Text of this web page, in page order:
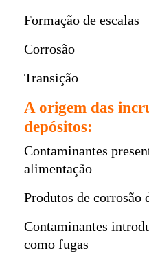
Formação de escalas
Corrosão
Transição
A origem das
depósitos:
Contaminantes
alimentação
Produtos de corrosão
Contaminantes
como fugas